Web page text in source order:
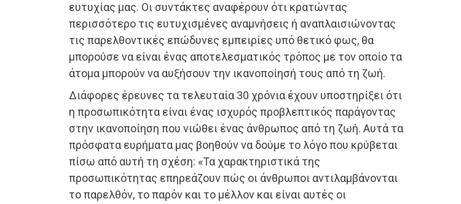
ευτυχίας μας. Οι συντάκτες αναφέρουν ότι κρατώντας
περισσότερο τις ευτυχισμένες αναμνήσεις ή αναπλαισιώνοντας
τις παρελθοντικές επώδυνες εμπειρίες υπό θετικό φως, θα
μπορούσε να είναι ένας αποτελεσματικός τρόπος με τον οποίο τα
άτομα μπορούν να αυξήσουν την ικανοποίησή τους από τη ζωή.
Διάφορες έρευνες τα τελευταία 30 χρόνια έχουν υποστηρίξει ότι
η προσωπικότητα είναι ένας ισχυρός προβλεπτικός παράγοντας
στην ικανοποίηση που νιώθει ένας άνθρωπος από τη ζωή. Αυτά τα
πρόσφατα ευρήματα μας βοηθούν να δούμε το λόγο που κρύβεται
πίσω από αυτή τη σχέση: «Τα χαρακτηριστικά της
προσωπικότητας επηρεάζουν πώς οι άνθρωποι αντιλαμβάνονται
το παρελθόν, το παρόν και το μέλλον και είναι αυτές οι